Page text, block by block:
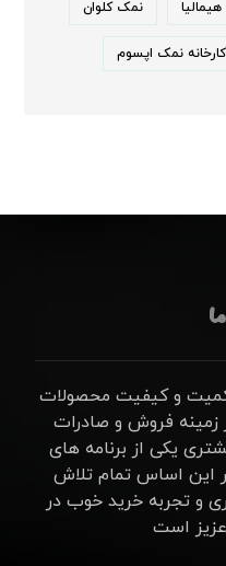
نمک کلوان
کارخانه نمک اپسوم
و کیفیت محصولات
زمینه فروش و صادرات
یکی از برنامه های
این اساس تمام تلاش
و تجربه خرید خوب در
است